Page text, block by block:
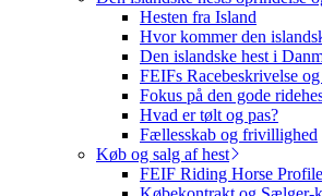
Hesten fra Island
Hvor kommer den
Den islandske hest i
FEIFs Racebeskrivelse
Fokus på den gode
Hvad er tølt og pas?
Fællesskab og frivillighed
Køb og salg af hest
FEIF Riding Horse Profile